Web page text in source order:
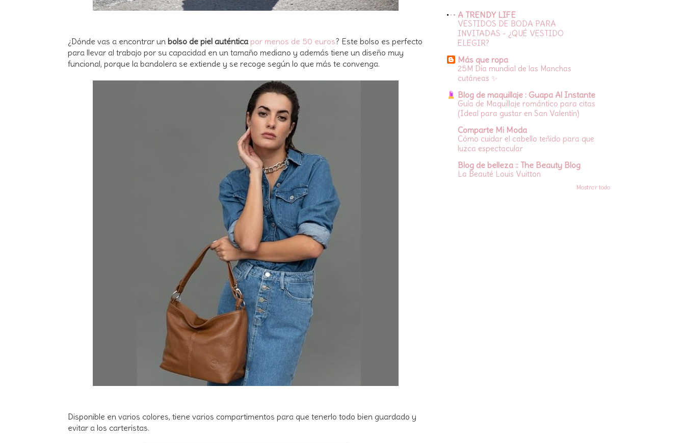
¿Dónde vas a encontrar un bolso de piel auténtica por menos de 50 euros? Este bolso es perfecto
para llevar al trabajo por su capacidad en un tamaño mediano y además tiene un diseño muy
funcional, porque la bandolera se extiende y se recoge según lo que más te convenga.
Disponible en varios colores, tiene varios compartimentos para que tenerlo todo bien guardado y
evitar a los carteristas.
A TRENDY LIFE
VESTIDOS DE BODA PARA
INVITADAS - ¿QUÉ VESTIDO
ELEGIR?
Más que ropa
25M Día mundial de las Manchas
cutáneas ✨
Blog de maquillaje : Guapa Al Instante
Guía de Maquillaje romántico para citas
(Ideal para gustar en San Valentín)
Comparte Mi Moda
Cómo cuidar el cabello teñido para que
luzca espectacular
Blog de belleza :: The Beauty Blog
La Beauté Louis Vuitton
Mostrar todo